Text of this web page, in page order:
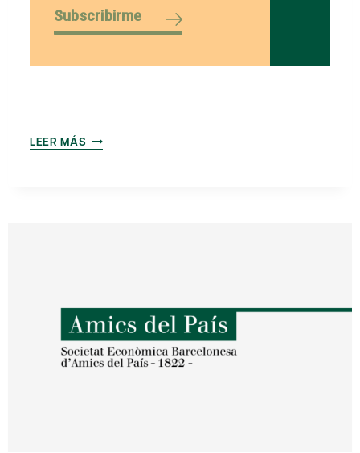
Subscribirme
LEER MÁS JORNADA
EUROPEA`